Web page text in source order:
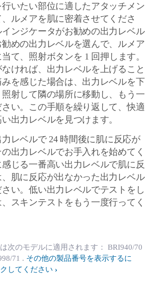
いたい部位に適したアタッチメン
、ルメアを肌に密着させてくださ
ンジケータがお勧めの出力レベル
めの出力レベルを選んで、ルメア
て、照射ボタンを 1 回押します。
ければ、出力レベルを上げること
を感じた場合は、出力レベルを下
射して隣の場所に移動し、もう一
い。この手順を繰り返して、快適
出力レベルを見つけます。
レベルで 24 時間後に肌に反応が
出力レベルでお手入れを始めてく
じる一番高い出力レベルで肌に反
肌に反応が出なかった出力レベル
い。低い出力レベルでテストをし
スキンテストをもう一度行ってく
次のモデルに適用されます： BRI940/70
71 . その他の製品番号を表示するに
してください